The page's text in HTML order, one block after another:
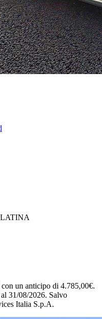
con un anticipo di 4.785,00€.
31/08/2026. Salvo
Italia S.p.A.